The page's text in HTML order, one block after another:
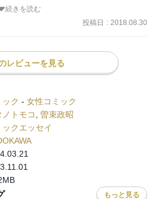
さっぱり。
りは
続きを読む
投稿日 : 2018.08.30
レビューを見る
ック - 女性コミック
ノトモコ
曽束政昭
ックエッセイ
もっと見る